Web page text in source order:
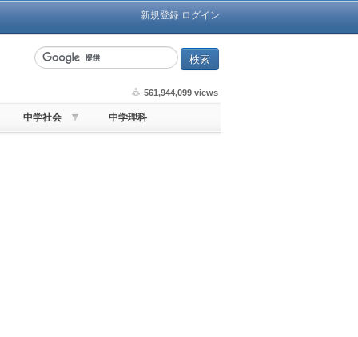
新規登録 ログイン
561,944,099 views
中学社会 中学理科